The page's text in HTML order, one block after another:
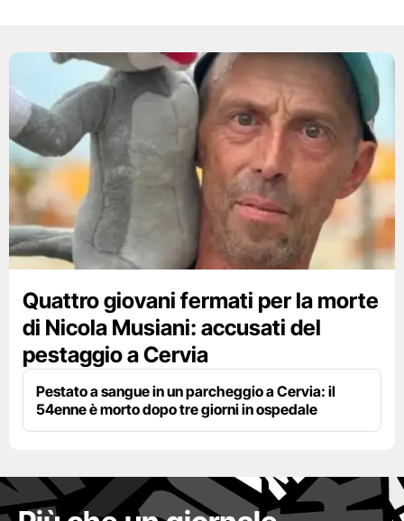
Quattro giovani fermati per la morte
di Nicola Musiani: accusati del
pestaggio a Cervia
Pestato a sangue in un parcheggio a Cervia: il
54enne è morto dopo tre giorni in ospedale